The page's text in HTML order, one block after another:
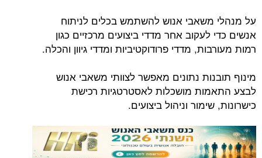
על מנהלי משאבי אנוש להשתמש בכלים לניתוח
אנשים כדי לעקוב אחר מדדי ביצועים מרכזיים כגון
רמות מעורבות, מדדי פרודוקטיביות ומדדי גיוון והכלה.
מינוף תובנות נתונים מאפשר לצוותי משאבי אנוש
לבצע התאמות מושכלות לאסטרטגיות רכישת
כישרונות, שימור וניהול ביצועים.